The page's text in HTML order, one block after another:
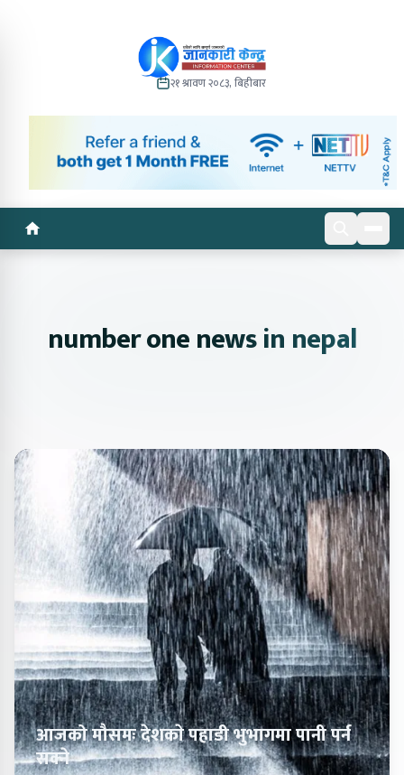
२१ श्रावण २०८३, बिहीबार
number one news in nepal
आजको मौसमः देशकाे पहाडी भुभागमा पानी पर्न
सक्ने